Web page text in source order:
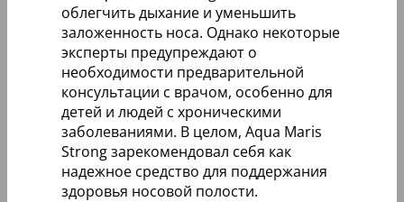
облегчить дыхание и уменьшить
заложенность носа. Однако некоторые
эксперты предупреждают о
необходимости предварительной
консультации с врачом, особенно для
детей и людей с хроническими
заболеваниями. В целом, Aqua Maris
Strong зарекомендовал себя как
надежное средство для поддержания
здоровья носовой полости.